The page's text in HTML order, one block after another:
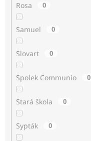
Rosa 0
Samuel 0
Slovart 0
Spolek Communio 0
Stará škola 0
Sypták 0